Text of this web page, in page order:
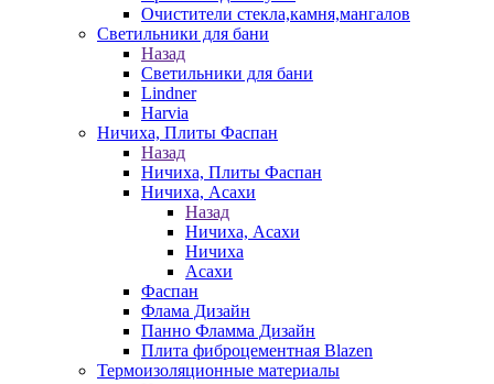
Очистители стекла,камня,мангалов
Светильники для бани
Назад
Светильники для бани
Lindner
Harvia
Ничиха, Плиты Фаспан
Назад
Ничиха, Плиты Фаспан
Ничиха, Асахи
Назад
Ничиха, Асахи
Ничиха
Асахи
Фаспан
Флама Дизайн
Панно Фламма Дизайн
Плита фиброцементная Blazen
Термоизоляционные материалы